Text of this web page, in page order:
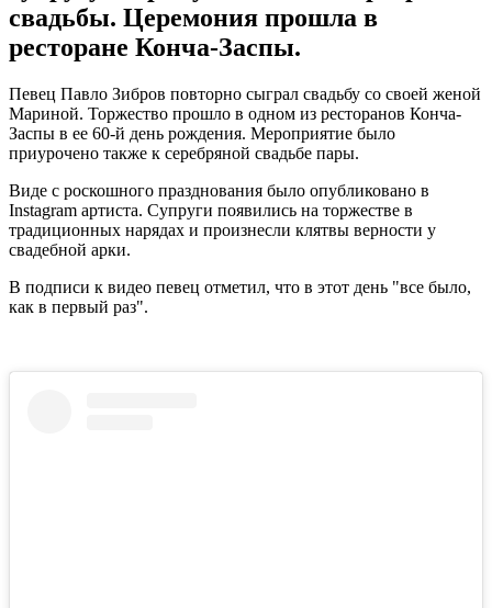
свадьбы. Церемония прошла в
ресторане Конча-Заспы.
Певец Павло Зибров повторно сыграл свадьбу со своей женой
Мариной. Торжество прошло в одном из ресторанов Конча-
Заспы в ее 60-й день рождения. Мероприятие было
приурочено также к серебряной свадьбе пары.
Виде с роскошного празднования было опубликовано в
Instagram артиста. Супруги появились на торжестве в
традиционных нарядах и произнесли клятвы верности у
свадебной арки.
В подписи к видео певец отметил, что в этот день "все было,
как в первый раз".